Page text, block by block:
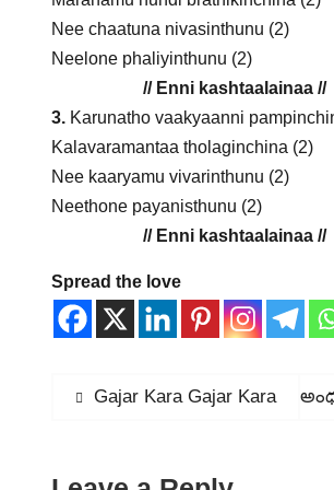
Nee chaatuna nivasinthunu (2)
Neelone phaliyinthunu (2)
// Enni kashtaalainaa //
3. Karunatho vaakyaanni
Kalavaramantaa tholaginchina (2)
Nee kaaryamu vivarinthunu (2)
Neethone payanisthunu (2)
// Enni kashtaalainaa //
Spread the love
Post
Previous
Gajar Kara Gajar Kara
Next